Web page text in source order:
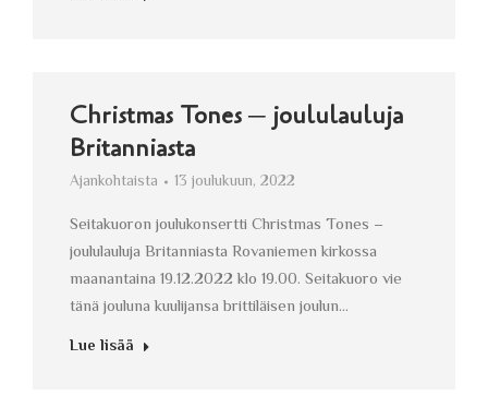
Christmas Tones ─ joululauluja
Britanniasta
Ajankohtaista 13 joulukuun, 2022
Seitakuoron joulukonsertti Christmas Tones –
joululauluja Britanniasta Rovaniemen kirkossa
maanantaina 19.12.2022 klo 19.00. Seitakuoro vie
tänä jouluna kuulijansa brittiläisen joulun…
Lue lisää